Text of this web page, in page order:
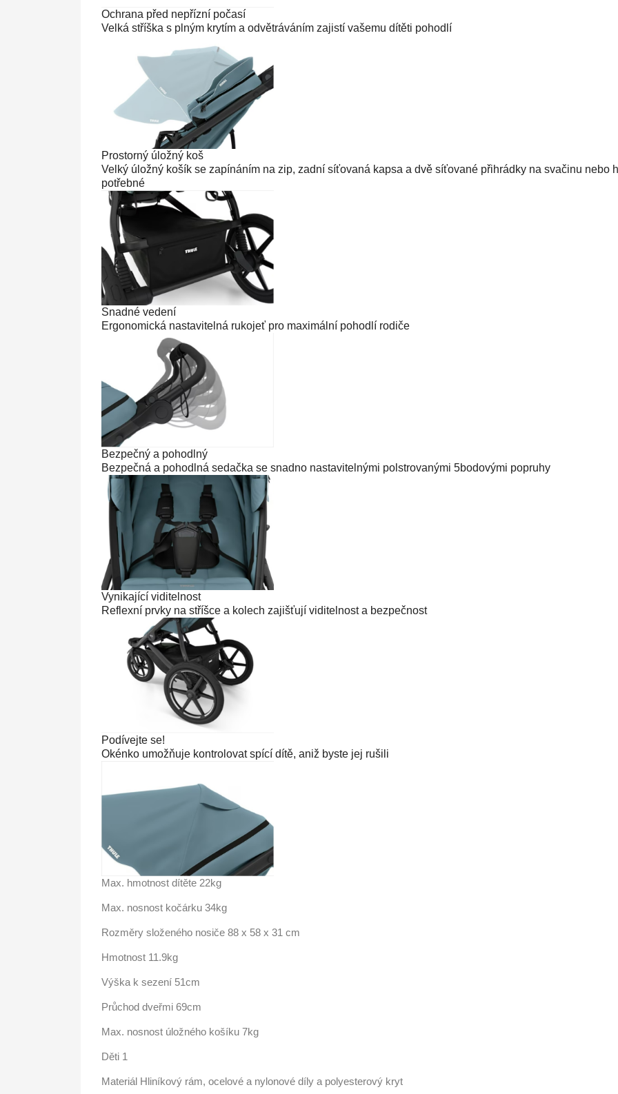
Ochrana před nepřízní počasí
Velká stříška s plným krytím a odvětráváním zajistí vašemu dítěti pohodlí
Prostorný úložný koš
Velký úložný košík se zapínáním na zip, zadní síťovaná kapsa a dvě síťované přihrádky na svačinu nebo
potřebné
Snadné vedení
Ergonomická nastavitelná rukojeť pro maximální pohodlí rodiče
Bezpečný a pohodlný
Bezpečná a pohodlná sedačka se snadno nastavitelnými polstrovanými 5bodovými popruhy
Vynikající viditelnost
Reflexní prvky na stříšce a kolech zajišťují viditelnost a bezpečnost
Podívejte se!
Okénko umožňuje kontrolovat spící dítě, aniž byste jej rušili
Max. hmotnost dítěte 22kg
Max. nosnost kočárku 34kg
Rozměry složeného nosiče 88 x 58 x 31 cm
Hmotnost 11.9kg
Výška k sezení 51cm
Průchod dveřmi 69cm
Max. nosnost úložného košíku 7kg
Děti 1
Materiál Hliníkový rám, ocelové a nylonové díly a polyesterový kryt